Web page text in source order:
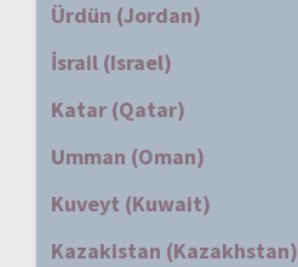
Ürdün (Jordan)
İsrail (Israel)
Katar (Qatar)
Umman (Oman)
Kuveyt (Kuwait)
Kazakistan (Kazakhstan)